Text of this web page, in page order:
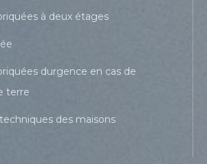
à deux étages
durgence en cas de
terre
des maisons